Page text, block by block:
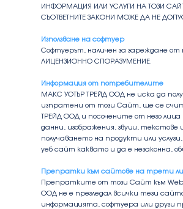
ИНФОРМАЦИЯ ИЛИ УСЛУГИ НА ТОЗИ
СЪОТВЕТНИТЕ ЗАКОНИ МОЖЕ ДА НЕ
Използване на софтуер
Софтуерът, наличен за зареждане
ЛИЦЕНЗИОННО СПОРАЗУМЕНИЕ.
Информация от потребителите
МАКС УОТЪР ТРЕЙД ООД не иска да
изпратени от този Сайт, ще се
ТРЕЙД ООД и посочените от него
данни, изображения, звуци,
получаването на продукти или
уеб сайт каквато и да е незаконна,
Препратки към сайтове на трети
Препратките от този Сайт към Web
ООД не е прегледал всички тези
информацията, софтуера или други